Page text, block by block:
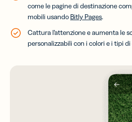
come le pagine di destinazione
mobili usando Bitly Pages.
Cattura l’attenzione e aumenta le
personalizzabili con i colori e i tipi